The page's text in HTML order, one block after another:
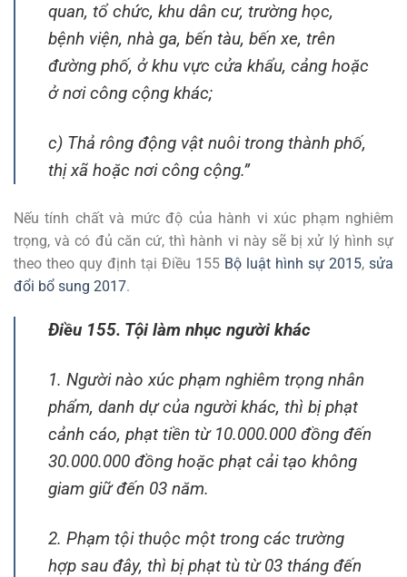
quan, tổ chức, khu dân cư, trường học,
bệnh viện, nhà ga, bến tàu, bến xe, trên
đường phố, ở khu vực cửa khẩu, cảng hoặc
ở nơi công cộng khác;
c) Thả rông động vật nuôi trong thành phố,
thị xã hoặc nơi công cộng.”
Nếu tính chất và mức độ của hành vi xúc phạm nghiêm
trọng, và có đủ căn cứ, thì hành vi này sẽ bị xử lý hình sự
theo theo quy định tại Điều 155 Bộ luật hình sự 2015, sửa
đổi bổ sung 2017.
Điều 155. Tội làm nhục người khác
1. Người nào xúc phạm nghiêm trọng nhân
phẩm, danh dự của người khác, thì bị phạt
cảnh cáo, phạt tiền từ 10.000.000 đồng đến
30.000.000 đồng hoặc phạt cải tạo không
giam giữ đến 03 năm.
2. Phạm tội thuộc một trong các trường
hợp sau đây, thì bị phạt tù từ 03 tháng đến